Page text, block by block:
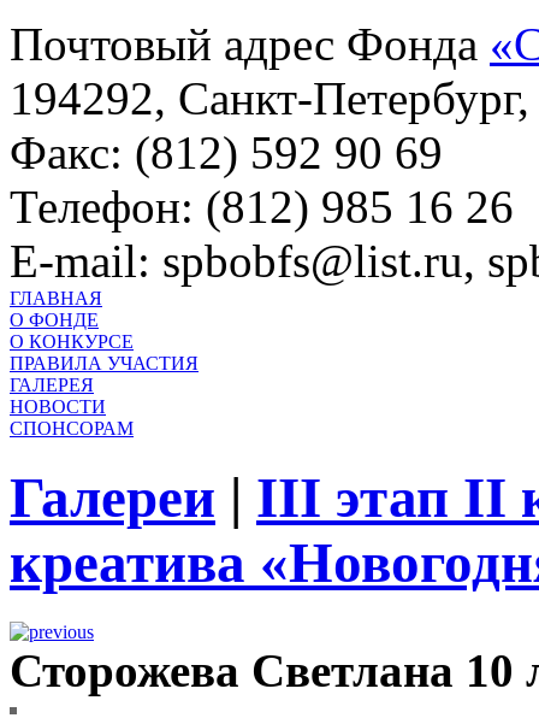
Почтовый адрес Фонда
194292, Санкт-
Факс: (812) 592 90 69
Телефон: (812) 985 16 26
E-mail: spbobfs@list.ru,
ГЛАВНАЯ
О ФОНДЕ
О КОНКУРСЕ
ПРАВИЛА УЧАСТИЯ
ГАЛЕРЕЯ
НОВОСТИ
СПОНСОРАМ
Галереи | III этап II
креатива
Сторожева Светлана 10